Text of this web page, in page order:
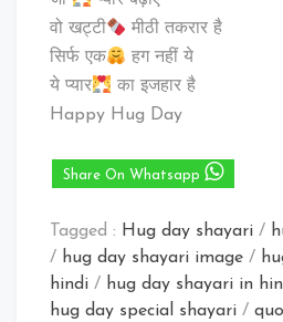
वो खट्टी
मीठी तकरार है
सिर्फ एक
हग नहीं ये
ये प्यार
का इजहार है
Happy Hug Day
Share On Whatsapp
Tagged : Hug day shayari /
/ hug day shayari image /
hindi / hug day shayari in
hug day special shayari /